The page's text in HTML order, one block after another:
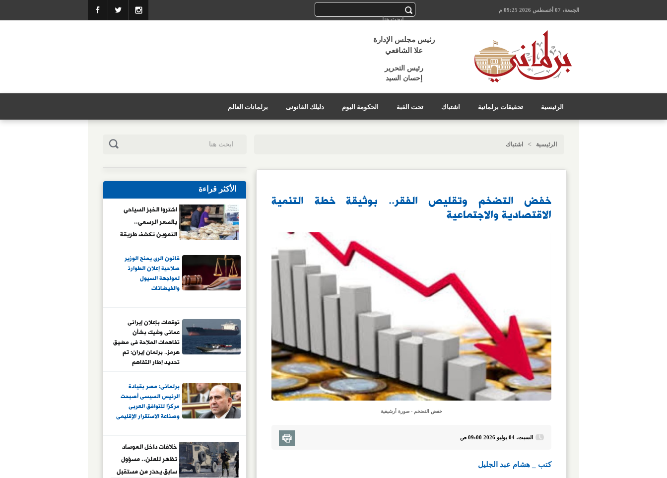
الجمعة، 07 أغسطس 2026 09:25 م
رئيس مجلس الإدارة
علا الشافعي
رئيس التحرير
إحسان السيد
الرئيسية تحقيقات برلمانية اشتباك تحت القبة الحكومة اليوم دليلك القانونى برلمانات العالم
الرئيسية > اشتباك
خفض التضخم وتقليص الفقر.. بوثيقة خطة التنمية
الاقتصادية والاجتماعية
خفض التضخم - صورة أرشيفية
السبت، 04 يوليو 2026 09:00 ص
كتب _ هشام عبد الجليل
الأكثر قراءة
اشتروا الخبز السياحى
بالسعر الرسمى..
التموين تكشف طريقة
قانون الرى يمنح الوزير
صلاحية إعلان الطوارئ
لمواجهة السيول
والفيضانات
توقعات بإعلان إيرانى
عمانى وشيك بشأن
تفاهمات الملاحة فى مضيق
هرمز.. برلمان إيران: تم
تحديد إطار التفاهم
يؤكد: الحرب توشك على
الانتهاء.. إعلام أمريكى:
مخاوف من عرقلة الحرس
الثورى للاتفاق
برلمانى: مصر بقيادة
الرئيس السيسى أصبحت
مركزًا للتوافق العربى
وصناعة الاستقرار الإقليمى
خلافات داخل الموساد
تظهر للعلن.. مسؤول
سابق يحذر من مستقبل